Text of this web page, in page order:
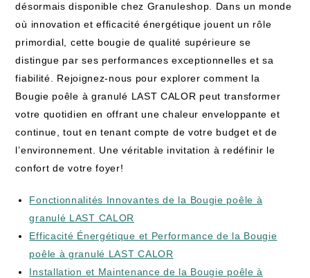
désormais disponible chez Granuleshop. Dans un monde
où innovation et efficacité énergétique jouent un rôle
primordial, cette bougie de qualité supérieure se
distingue par ses performances exceptionnelles et sa
fiabilité. Rejoignez-nous pour explorer comment la
Bougie poêle à granulé LAST CALOR peut transformer
votre quotidien en offrant une chaleur enveloppante et
continue, tout en tenant compte de votre budget et de
l’environnement. Une véritable invitation à redéfinir le
confort de votre foyer!
Fonctionnalités Innovantes de la Bougie poêle à
granulé LAST CALOR
Efficacité Énergétique et Performance de la Bougie
poêle à granulé LAST CALOR
Installation et Maintenance de la Bougie poêle à